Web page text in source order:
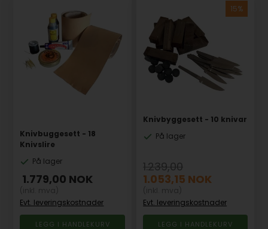
Knivbuggesett - 18
Knivslire
På lager
1.779,00 NOK
Evt. leveringskostnader
Knivbyggesett - 10 knivar
På lager
1.239,00
1.053,15 NOK
Evt. leveringskostnader